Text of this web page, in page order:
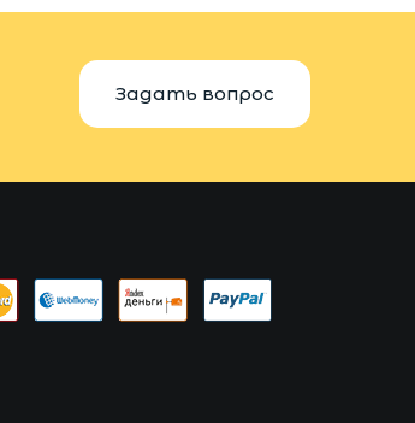
Задать вопрос